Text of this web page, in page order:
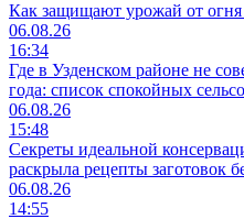
Как защищают урожай от огня
06.08.26
16:34
Где в Узденском районе не
года: список спокойных
06.08.26
15:48
Секреты идеальной
раскрыла рецепты заготовок
06.08.26
14:55